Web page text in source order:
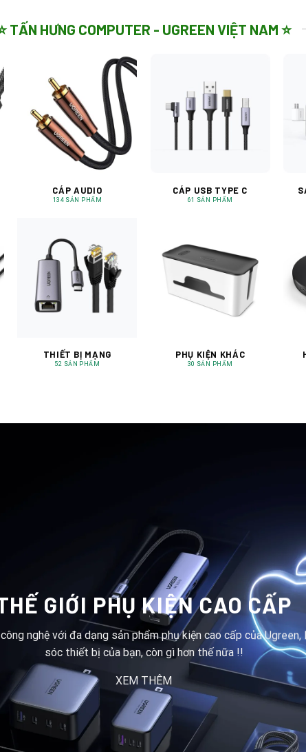
TẤN HƯNG COMPUTER - UGREEN VIỆT NAM ⭐
CÁP AUDIO
134 SẢN PHẨM
CÁP USB TYPE C
61 SẢN PHẨM
THIẾT BỊ MẠNG
52 SẢN PHẨM
PHỤ KIỆN KHÁC
30 SẢN PHẨM
GIỚI PHỤ KIỆN CAO CẤP
nghệ với đa dạng sản phẩm phụ kiện cao cấp của Ugreen,
sóc thiết bị của bạn, còn gì hơn thế nữa !!
XEM THÊM